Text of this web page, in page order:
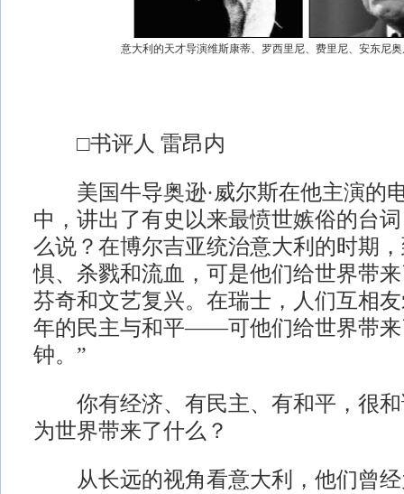
意大利的天才导演维斯康蒂、罗西里尼、费里尼、安东尼
□书评人 雷昂内
美国牛导奥逊·威尔斯在他主演的
中，讲出了有史以来最愤世嫉俗的台
么说？在博尔吉亚统治意大利的时期
惧、杀戮和流血，可是他们给世界带
芬奇和文艺复兴。在瑞士，人们互相
年的民主与和平——可他们给世界带来
钟。”
你有经济、有民主、有和平，很和
为世界带来了什么？
从长远的视角看意大利，他们曾经